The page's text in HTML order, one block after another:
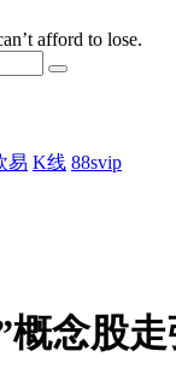
afford to lose.
易 K线 88svip
概念股